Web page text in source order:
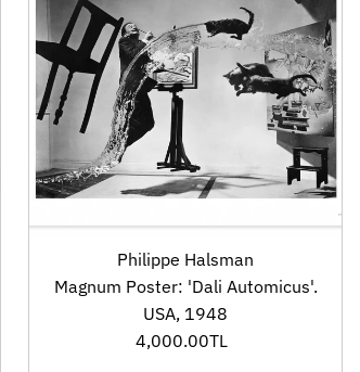
Philippe Halsman
Magnum Poster: 'Dali Automicus'.
USA, 1948
Fiyat
4,000.00TL